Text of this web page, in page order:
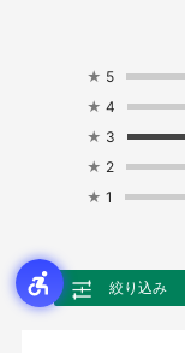
★ 5
★ 4
★ 3
★ 2
★ 1
絞り込み